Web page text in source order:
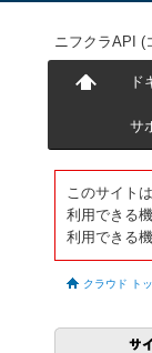
ニフクラAPI (
ド
サ
このサイト
利用できる
利用できる
クラウド ト